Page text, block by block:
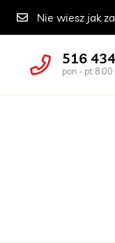
Catering dla szkół,
Nie wiesz jak
516
pon - pt